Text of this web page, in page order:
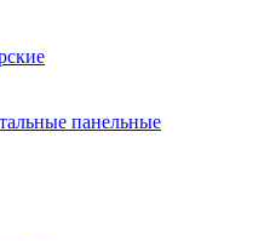
панельные